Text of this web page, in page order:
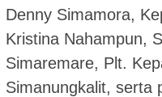
Denny Simamora,
Kristina Nahampun,
Simaremare, Plt.
Simanungkalit, serta